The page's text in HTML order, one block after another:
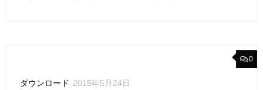
0
ダウンロード 2015年5月24日